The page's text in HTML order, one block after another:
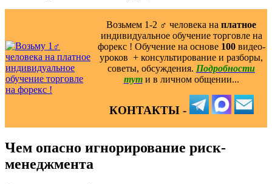
Возьмем 1-2 ‍♂️ человека на платное
индивидуальное обучение торговле на
форекс ! Обучение на основе 100видео-
уроков ️ + консультирование и разборы,
советы, обсуждения. Подробности
тут и в личном общении...
КОНТАКТЫ -
Чем опасно игнорирование риск-
менеджмента